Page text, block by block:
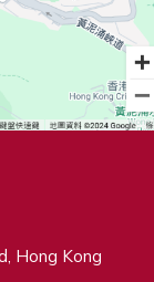
Hong Kong